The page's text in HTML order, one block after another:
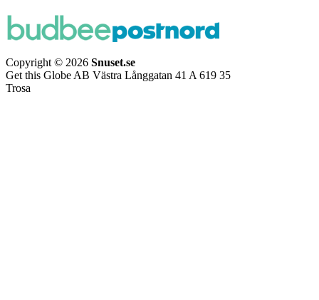
Copyright © 2026 Snuset.se
Get this Globe AB Västra Långgatan 41 A 619 35
Trosa